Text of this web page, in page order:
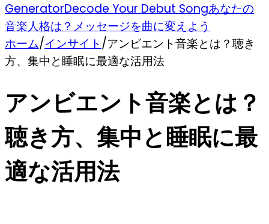
GeneratorDecode Your Debut Songあなたの
音楽人格は？ メッセージを曲に変えよう
ホーム/インサイト/アンビエント音楽とは？聴き
方、集中と睡眠に最適な活用法
アンビエント音楽とは？
聴き方、集中と睡眠に最
適な活用法